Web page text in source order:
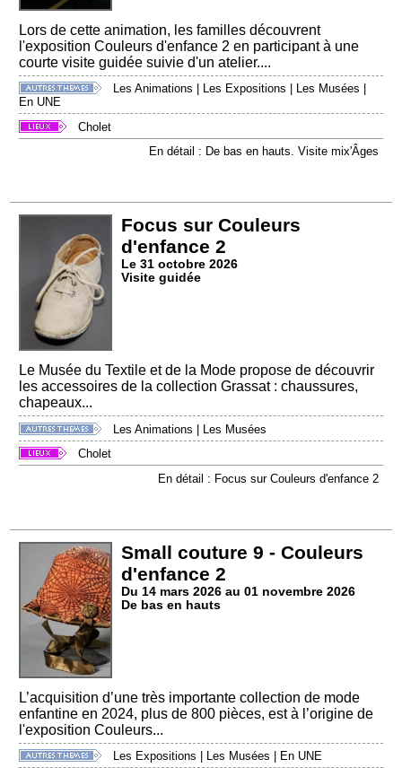
Lors de cette animation, les familles découvrent
l'exposition Couleurs d'enfance 2 en participant à une
courte visite guidée suivie d'un atelier....
Les Animations Les Expositions Les Musées
En UNE
Cholet
En détail : De bas en hauts. Visite mix'Âges
Focus sur Couleurs
d'enfance 2
Le 31 octobre 2026
Visite guidée
Le Musée du Textile et de la Mode propose de découvrir
les accessoires de la collection Grassat : chaussures,
chapeaux...
Les Animations
Les Musées
Cholet
En détail : Focus sur Couleurs d'enfance 2
Small couture 9 - Couleurs
d'enfance 2
Du 14 mars 2026 au 01 novembre 2026
De bas en hauts
L’acquisition d’une très importante collection de mode
enfantine en 2024, plus de 800 pièces, est à l’origine de
l'exposition Couleurs...
Les Expositions Les Musées
En UNE